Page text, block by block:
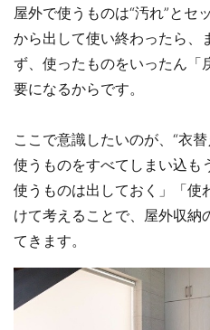
屋外で使うものは“汚れ”とセ
から出して使い終わったら、
ず、使ったものをいったん「
要になるからです。
ここで意識したいのが、“衣
使うものをすべてしまい込も
使うものは出しておく」「使
けて考えることで、屋外収納
てきます。